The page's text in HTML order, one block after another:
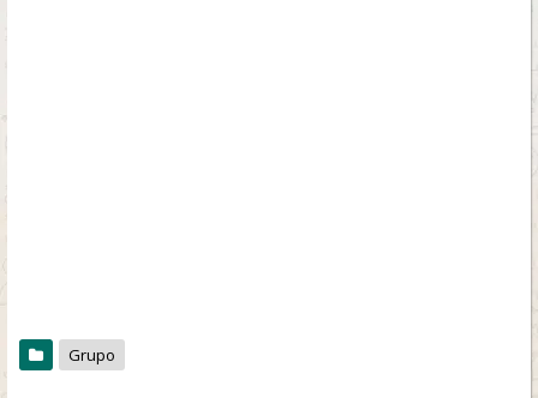
Grupo